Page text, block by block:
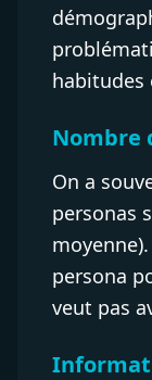
habitudes
Nombre
On a
personas
persona
veut pas